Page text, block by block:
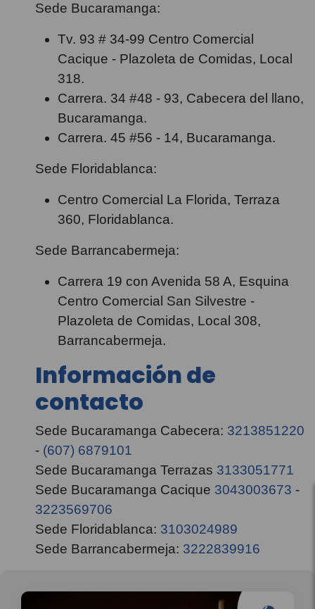
Sede Bucaramanga:
Tv. 93 # 34-99 Centro Comercial
Cacique - Plazoleta de Comidas, Local
318.
Carrera. 34 #48 - 93, Cabecera del llano,
Bucaramanga.
Carrera. 45 #56 - 14, Bucaramanga.
Sede Floridablanca:
Centro Comercial La Florida, Terraza
360, Floridablanca.
Sede Barrancabermeja:
Carrera 19 con Avenida 58 A, Esquina
Centro Comercial San Silvestre -
Plazoleta de Comidas, Local 308,
Barrancabermeja.
Información de
contacto
Sede Bucaramanga Cabecera: 3213851220
- (607) 6879101
Sede Bucaramanga Terrazas 3133051771
Sede Bucaramanga Cacique 3043003673 -
3223569706
Sede Floridablanca: 3103024989
Sede Barrancabermeja: 3222839916